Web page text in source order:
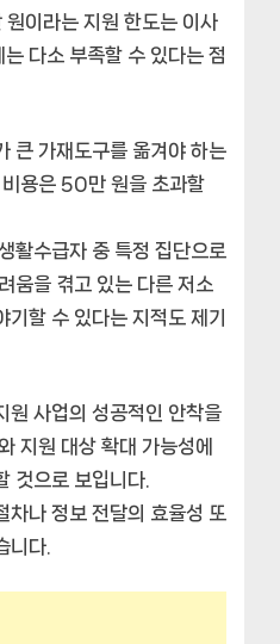
이라는 지원 한도는 이사
다소 부족할 수 있다는 점
큰 가재도구를 옮겨야 하는
용은 50만 원을 초과할
활수급자 중 특정 집단으로
움을 겪고 있는 다른 저소
할 수 있다는 지적도 제기
원 사업의 성공적인 안착을
지원 대상 확대 가능성에
것으로 보입니다.
차나 정보 전달의 효율성 또
니다.